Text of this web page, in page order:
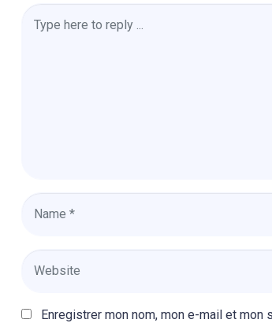
Enregistrer mon nom, mon e-mail et mon